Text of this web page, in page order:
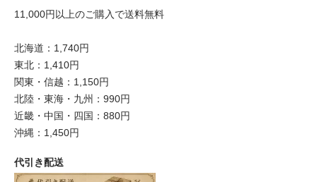
11,000円以上のご購入で送料無料
北海道：1,740円
東北：1,410円
関東・信越：1,150円
北陸・東海・九州：990円
近畿・中国・四国：880円
沖縄：1,450円
代引き配送